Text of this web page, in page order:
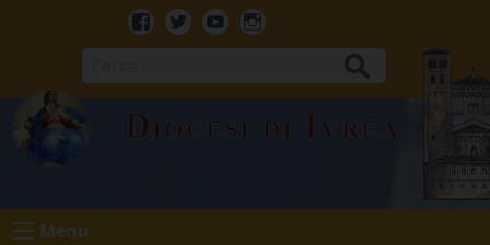
Facebook
TwitterYoutubeInstagram
Diocesi di Ivrea
Menu